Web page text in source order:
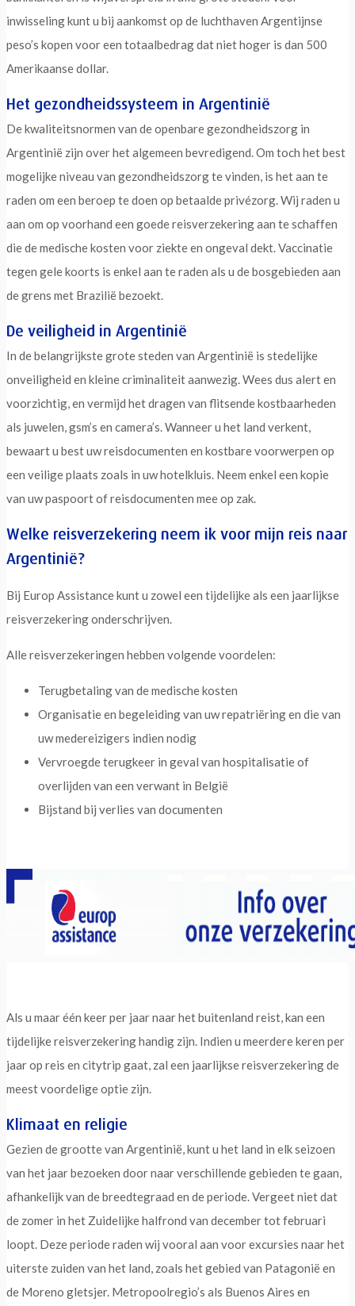
inwisseling kunt u bij aankomst op de luchthaven Argentijnse
peso’s kopen voor een totaalbedrag dat niet hoger is dan 500
Amerikaanse dollar.
Het gezondheidssysteem in Argentinië
De kwaliteitsnormen van de openbare gezondheidszorg in
Argentinië zijn over het algemeen bevredigend. Om toch het best
mogelijke niveau van gezondheidszorg te vinden, is het aan te
raden om een beroep te doen op betaalde privézorg. Wij raden u
aan om op voorhand een goede reisverzekering aan te schaffen
die de medische kosten voor ziekte en ongeval dekt. Vaccinatie
tegen gele koorts is enkel aan te raden als u de bosgebieden aan
de grens met Brazilië bezoekt.
De veiligheid in Argentinië
In de belangrijkste grote steden van Argentinië is stedelijke
onveiligheid en kleine criminaliteit aanwezig. Wees dus alert en
voorzichtig, en vermijd het dragen van flitsende kostbaarheden
als juwelen, gsm’s en camera’s. Wanneer u het land verkent,
bewaart u best uw reisdocumenten en kostbare voorwerpen op
een veilige plaats zoals in uw hotelkluis. Neem enkel een kopie
van uw paspoort of reisdocumenten mee op zak.
Welke reisverzekering neem ik voor mijn reis naar
Argentinië?
Bij Europ Assistance kunt u zowel een tijdelijke als een jaarlijkse
reisverzekering onderschrijven.
Alle reisverzekeringen hebben volgende voordelen:
Terugbetaling van de medische kosten
Organisatie en begeleiding van uw repatriëring en die van
uw medereizigers indien nodig
Vervroegde terugkeer in geval van hospitalisatie of
overlijden van een verwant in België
Bijstand bij verlies van documenten
Als u maar één keer per jaar naar het buitenland reist, kan een
tijdelijke reisverzekering handig zijn. Indien u meerdere keren per
jaar op reis en citytrip gaat, zal een jaarlijkse reisverzekering de
meest voordelige optie zijn.
Klimaat en religie
Gezien de grootte van Argentinië, kunt u het land in elk seizoen
van het jaar bezoeken door naar verschillende gebieden te gaan,
afhankelijk van de breedtegraad en de periode. Vergeet niet dat
de zomer in het Zuidelijke halfrond van december tot februari
loopt. Deze periode raden wij vooral aan voor excursies naar het
uiterste zuiden van het land, zoals het gebied van Patagonië en
de Moreno gletsjer. Metropoolregio’s als Buenos Aires en